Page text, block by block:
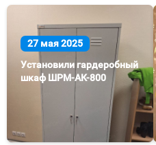
27 мая 2025
Установили гардеробный
шкаф ШРМ-АК-800